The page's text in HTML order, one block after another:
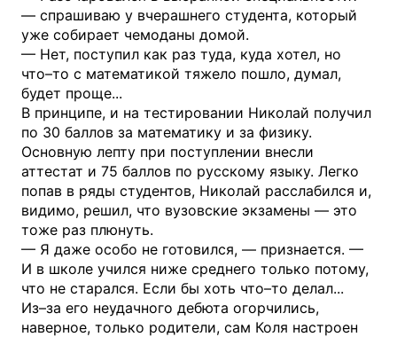
— спрашиваю у вчерашнего студента, который
уже собирает чемоданы домой.
— Нет, поступил как раз туда, куда хотел, но
что–то с математикой тяжело пошло, думал,
будет проще...
В принципе, и на тестировании Николай получил
по 30 баллов за математику и за физику.
Основную лепту при поступлении внесли
аттестат и 75 баллов по русскому языку. Легко
попав в ряды студентов, Николай расслабился и,
видимо, решил, что вузовские экзамены — это
тоже раз плюнуть.
— Я даже особо не готовился, — признается. —
И в школе учился ниже среднего только потому,
что не старался. Если бы хоть что–то делал...
Из–за его неудачного дебюта огорчились,
наверное, только родители, сам Коля настроен